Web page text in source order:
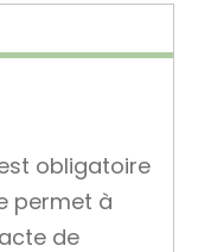
obligatoire
permet à
de